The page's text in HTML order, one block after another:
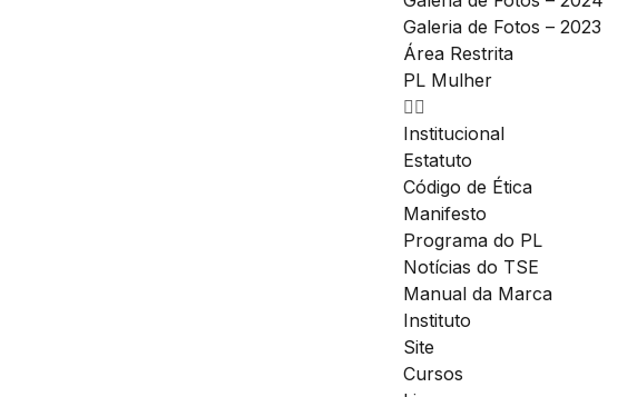
Galeria de Fotos – 2023
Área Restrita
PL Mulher
Institucional
Estatuto
Código de Ética
Manifesto
Programa do PL
Notícias do TSE
Manual da Marca
Instituto
Site
Cursos